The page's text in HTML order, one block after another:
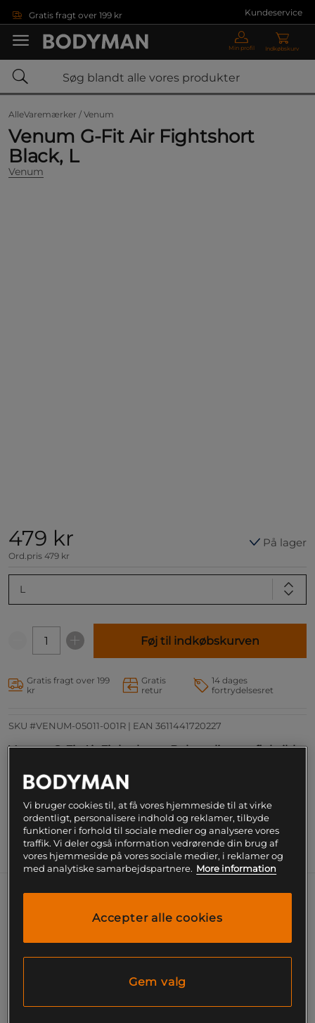
Gratis fragt over 199 kr Kundeservice
Min profil Indkøbskurv
AlleVaremærker / Venum
Venum G-Fit Air Fightshort
Black, L
Venum
479 kr
Ord.pris 479 kr
På lager
L
Føj til indkøbskurven
Gratis fragt over 199
kr
Gratis
retur
14 dages
fortrydelsesret
SKU #VENUM-05011-001R | EAN 3611441720227
Venum G-Fit Air Fightshort - Behagelige og fleksible
der holder dig kølig og giver øget bevægelighed.
Læs mere
Information
fleksible fightshorts til træning og kamp.
øget bevægelighed.
Blødt og fleksibelt materiale
Let og luftigt for at holde dig kølig
Vi bruger cookies til, at få vores hjemmeside til at virke
ordentligt, personalisere indhold og reklamer, tilbyde
funktioner i forhold til sociale medier og analysere vores
traffik. Vi deler også information vedrørende din brug af
vores hjemmeside på vores sociale medier, i reklamer og
med analytiske samarbejdspartnere. More information
Accepter alle cookies
Gem valg